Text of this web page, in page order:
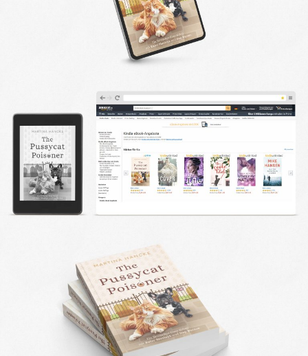
ÜBER MICH
DESIGN FAQ
PRESSEMATERIAL
WALLPAPER